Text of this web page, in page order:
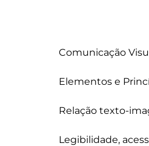
Comunicação
Elementos e
Relação texto-
Legibilidade,